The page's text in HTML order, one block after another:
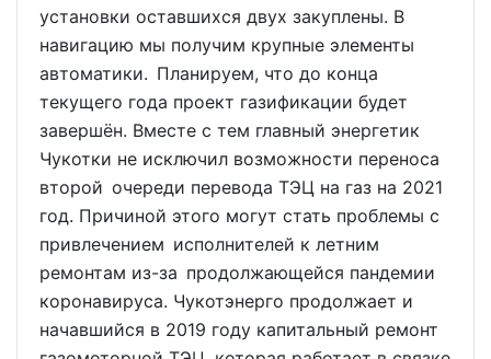
установки оставшихся двух закуплены. В
навигацию мы получим крупные элементы
автоматики. Планируем, что до конца
текущего года проект газификации будет
завершён. Вместе с тем главный энергетик
Чукотки не исключил возможности переноса
второй очереди перевода ТЭЦ на газ на 2021
год. Причиной этого могут стать проблемы с
привлечением исполнителей к летним
ремонтам из-за продолжающейся пандемии
коронавируса. Чукотэнерго продолжает и
начавшийся в 2019 году капитальный ремонт